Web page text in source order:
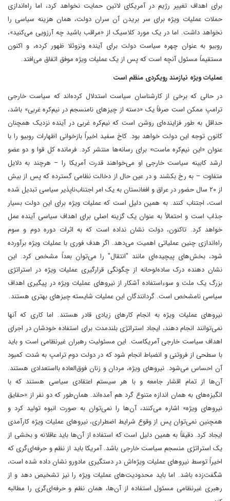
برای اهداف تغییر رژیم در آمریکای لاتین حمایت نخواهد کرد، اما راه‌اندازی
حملات عملیات ویژه برای سر بریدن آن سران دولت، همان هزینه سیاسی را
نخواهد داشت. اما در یک مورد کلاسیک از «مراقب باشید چه آرزویی می‌کنید»،
روبیو به عنوان چهره سیاست دولت برای آینده ونزوئلا ظهور کرده، و اکنون
مستقیماً مسئول آنچه است که پس از یک عملیات ویژه موفق اتفاق می‌افتد.
عملیات ویژه نیازمند رویکردی منظم است
در حالی که برخی از کارشناسان سیاست استدلال کرده‌اند که سیاست خارجی
ترامپ ممکن است صرفاً یک «دسته از چیزهای نامنسجم در نیم‌کره غربی» باشد،
حداقل به طور فزاینده‌ای روشن است که نیم‌کره غربی در آینده نزدیک همچنان
کانون توجه این دولت خواهد بود. کاخ سفید اخیراً بازخوانی اظهارات روبیو را با
عنوان «این نیم‌کره ماست» برای رسانه‌ها منتشر کرد. فرمانده کل قوا و دو عضو
ارشد کابینه سیاست خارجی او می‌خواهند قدرت آمریکا را – هرچند به دلایل
متفاوت – به رخ بکشند و در عین حال از دخالت نظامی گسترده که پس از بیش
از ۲۰ سال حضور در عراق و افغانستان به یک امر اجتناب‌ناپذیر سیاسی تبدیل شده
است، اجتناب کنند. به همین دلیل است که عملیات ویژه برای این دولت بسیار
جذاب است و احتمالاً به عنوان یک گزینه اصلی برای اهداف سیاسی آینده عمل
خواهد کرد. تاکنون، دولت نشان نداده است که به اثرات دوره دوم و سوم
راه‌اندازی چنین عملیاتی اهمیت می‌دهد. اگر هدف فوری با عملیات ویژه برآورده
شود، بخش‌های پیچیده‌ای مانند "انتقال" را می‌توان بعداً مشخص کرد. این
نشان دهنده درک ساده‌لوحانه از چگونگی قرارگیری عملیات ویژه در استراتژی
بزرگ یک ملت و سوءاستفاده آشکار از نیروهای عملیات ویژه در پیگیری اهداف
سیاسی نامشخص است. گردانندگان این عملیات شایسته چیزهای بهتری هستند.
نیروهای عملیات ویژه به انجام کارهای زیادی قادر هستند. اما کاری که آنها
نمی‌توانند انجام دهند، ایجاد استراتژی بلندمدت برای استفاده خودشان در اجرای
اهداف سیاست خارجی آمریکاست. این مسئولیت رهبران غیرنظامی است و باید
با سطحی از فروتنی و انضباط انجام شود که در دولت دوم ترامپ به شدت کمبود
آن احساس می‌شود. نیروهای ویژه، مردان و زنان فوق‌العاده بااستعدادی هستند.
آن‌ها از تمام اقشار جامعه و با هر سیستم اعتقادی سیاسی هستند که با
انگیزه‌های به همان اندازه متنوع گرد هم آمده‌اند. همان‌طور که دو نفر از «حقایق
نیروهای ویژه» اشاره می‌کنند، آن‌ها را نمی‌توان به صورت انبوه تولید کرد و
همچنین نمی‌توان پس از وقوع شرایط اضطراری، نیروهای عملیات ویژه کارآمدی
ایجاد کرد. دقیقاً به همین دلیل است که استفاده از آن‌ها باید عاقلانه و بخشی از
یک استراتژی منسجم سیاست خارجی باشد. آمریکا باید از نظم و حرفه‌ای‌گری که
اخیراً توسط نیروهای عملیات ویژه‌اش در دستگیری مادورو نشان داده شده است،
شگفت‌زده باشد. اما باید محدودیت‌های عملیات ویژه را نیز تشخیص دهد و از
رهبری غیرنظامی مسئول استفاده از آن‌ها، همان نظم و حرفه‌ای‌گری را مطالبه